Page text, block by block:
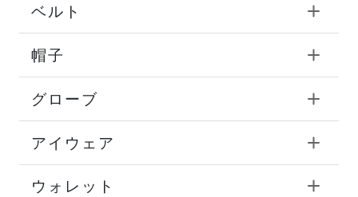
ベルト
帽子
グローブ
アイウェア
ウォレット